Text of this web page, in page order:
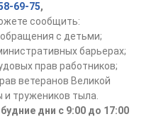
69-75,
сообщить:
с детьми;
барьерах;
прав работников;
ветеранов Великой
и тружеников тыла.
дни с 9:00 до 17:00